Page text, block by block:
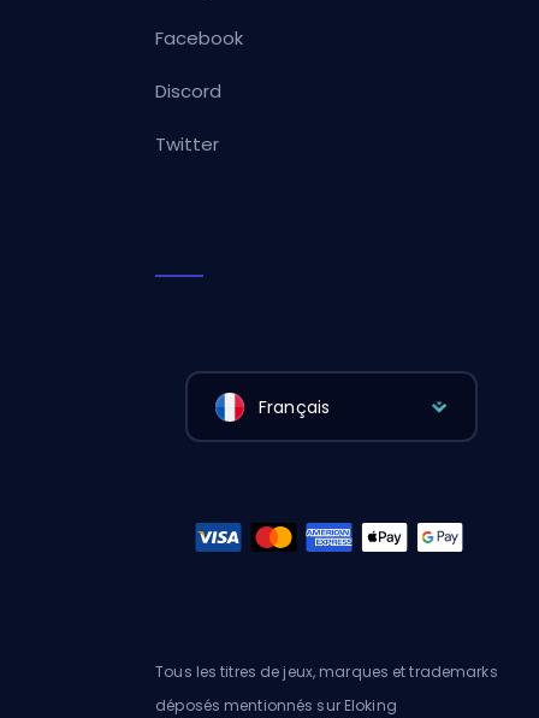
Facebook
Discord
Twitter
Français
Tous les titres de jeux, marques et trademarks
déposés mentionnés sur Eloking